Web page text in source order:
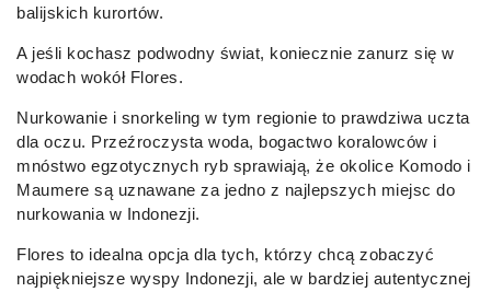
balijskich kurortów.
A jeśli kochasz podwodny świat, koniecznie zanurz się w
wodach wokół Flores.
Nurkowanie i snorkeling w tym regionie to prawdziwa uczta
dla oczu. Przeźroczysta woda, bogactwo koralowców i
mnóstwo egzotycznych ryb sprawiają, że okolice Komodo i
Maumere są uznawane za jedno z najlepszych miejsc do
nurkowania w Indonezji.
Flores to idealna opcja dla tych, którzy chcą zobaczyć
najpiękniejsze wyspy Indonezji, ale w bardziej autentycznej